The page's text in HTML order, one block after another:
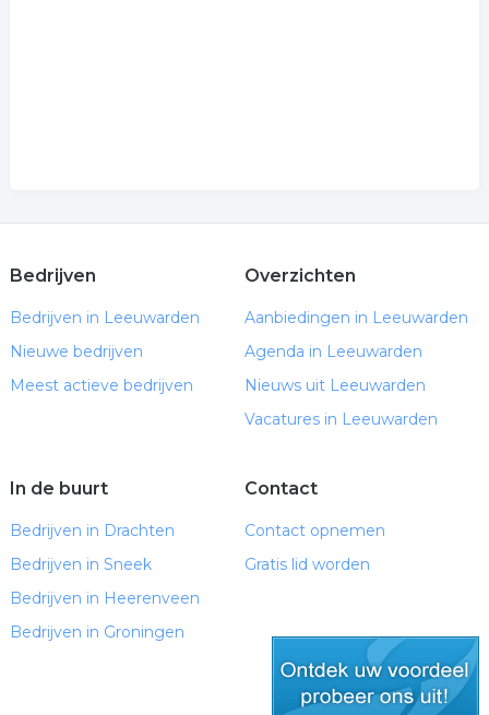
Bedrijven
Bedrijven in Leeuwarden
Nieuwe bedrijven
Meest actieve bedrijven
Overzichten
Aanbiedingen in Leeuwarden
Agenda in Leeuwarden
Nieuws uit Leeuwarden
Vacatures in Leeuwarden
In de buurt
Bedrijven in Drachten
Bedrijven in Sneek
Bedrijven in Heerenveen
Bedrijven in Groningen
Contact
Contact opnemen
Gratis lid worden